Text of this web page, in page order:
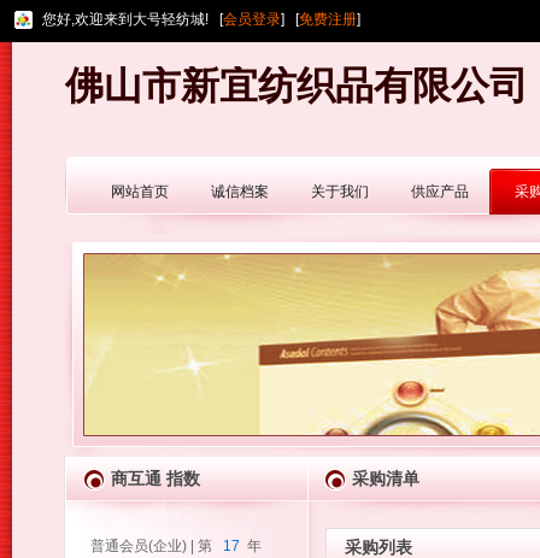
您好,欢迎来到大号轻纺城! [会员登录] [免费注册]
佛山市新宜纺织品有限公司
网站首页 诚信档案 关于我们 供应产品 采
商互通 指数 采购清单
普通会员(企业) | 第 17 年 采购列表